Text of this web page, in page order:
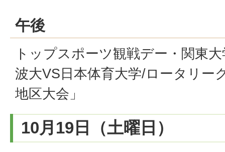
午後
トップスポーツ観戦デー・関東
波大VS日本体育大学/ロータリー
地区大会」
10月19日（土曜日）